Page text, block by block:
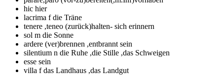
hic hier
lacrima fdie Träne
tenere ,teneo (zurück)halten- sich erinnern
sol m die Sonne
ardere (ver)brennen ,entbrannt sein
silentium n die Ruhe ,die Stille ,das Schweigen
esse sein
villa fdas Landhaus ,das Landgut